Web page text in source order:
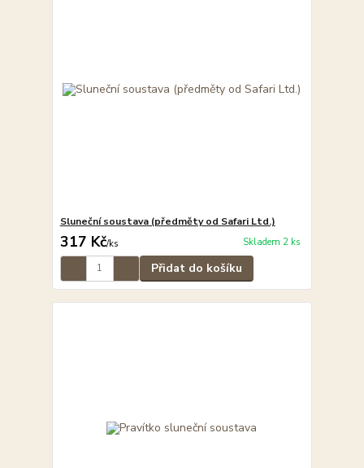
Sluneční soustava (předměty od Safari Ltd.)
317 Kč/ks Skladem 2 ks
Přidat do košíku